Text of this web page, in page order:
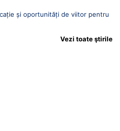
și oportunități de viitor pentru
Vezi toate ştirile